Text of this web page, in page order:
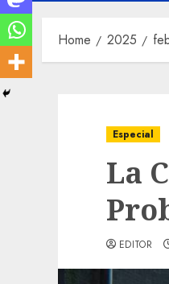
Home 2025
Especial
La
EDITOR